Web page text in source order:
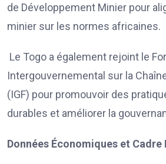
de Développement Minier pour
minier sur les normes africaines.
Le Togo a également rejoint le
Intergouvernemental sur la
(IGF) pour promouvoir des
durables et améliorer la
Données Économiques et Cadre